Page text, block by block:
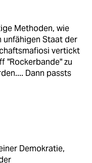
Methoden, wie
unfähigen Staat der
vertickt
"Rockerbande" zu
Dann passts
Demokratie,